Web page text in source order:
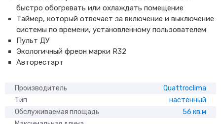
быстро обогревать или охлаждать помещение
Таймер, который отвечает за включение и выключение
системы по времени, установленному пользователем
Пульт ДУ
Экологичный фреон марки R32
Авторестарт
Производитель
Quattroclima
Тип
настенный
Обслуживаемая площадь
56 кв.м